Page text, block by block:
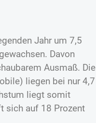
Jahr um 7,5
Davon
Ausmaß. Die
liegen bei nur 4,7
liegt somit
sich auf 18 Prozent